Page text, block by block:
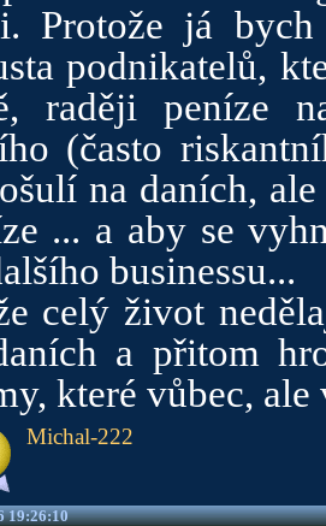
Protože já
podnikatelů,
raději peníze
(často
na daních,
... a aby se
businessu...
celý život
a přitom
které vůbec,
Michal-222
19:26:10